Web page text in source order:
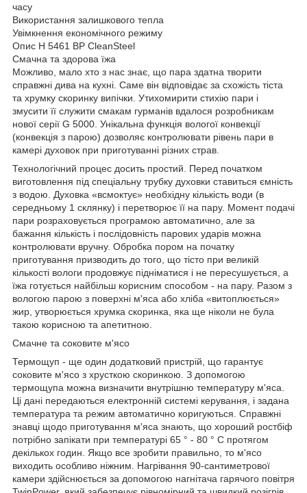
часу
Використання залишкового тепла
Увімкнення економічного режиму
Опис H 5461 BP CleanSteel
Смачна та здорова їжа
Можливо, мало хто з нас знає, що пара здатна творити
справжні дива на кухні. Саме він відповідає за схожість тіста
та хрумку скоринку випічки. Утихомирити стихію пари і
змусити її служити смакам гурманів вдалося розробникам
нової серії G 5000. Унікальна функція вологої конвекції
(конвекція з парою) дозволяє контролювати рівень пари в
камері духовок при приготуванні різних страв.
Технологічний процес досить простий. Перед початком
виготовлення під спеціальну трубку духовки ставиться ємність
з водою. Духовка «всмоктує» необхідну кількість води (в
середньому 1 склянку) і перетворює її на пару. Момент подачі
пари розраховується програмою автоматично, але за
бажання кількість і послідовність парових ударів можна
контролювати вручну. Обробка пором на початку
приготування призводить до того, що тісто при великій
кількості вологи продовжує підніматися і не пересушується, а
їжа готується найбільш корисним способом - на пару. Разом з
вологою парою з поверхні м'яса або хліба «витоплюється»
жир, утворюється хрумка скоринка, яка ще ніколи не була
такою корисною та апетитною.
Смачне та соковите м'ясо
Термощуп - ще один додатковий пристрій, що гарантує
соковите м'ясо з хрусткою скоринкою. З допомогою
термощупа можна визначити внутрішню температуру м'яса.
Ці дані передаються електронній системі керування, і задана
температура та режим автоматично коригуються. Справжні
знавці щодо приготування м'яса знають, що хороший ростбіф
потрібно запікати при температурі 65 ° - 80 ° C протягом
декількох годин. Якщо все зробити правильно, то м'ясо
виходить особливо ніжним. Нагрівання 90-сантиметрової
камери здійснюється за допомогою нагнітача гарячого повітря